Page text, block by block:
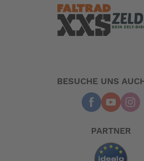
BESUCHE UNS
PARTNER